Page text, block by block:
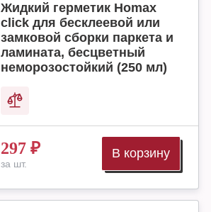
Жидкий герметик Homax
click для бесклеевой или
замковой сборки паркета и
ламината, бесцветный
неморозостойкий (250 мл)
297 ₽
за шт.
В корзину